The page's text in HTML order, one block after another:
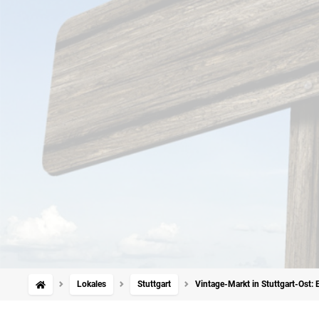
Lokales Stuttgart Vintage-Markt in Stuttgart-Ost: